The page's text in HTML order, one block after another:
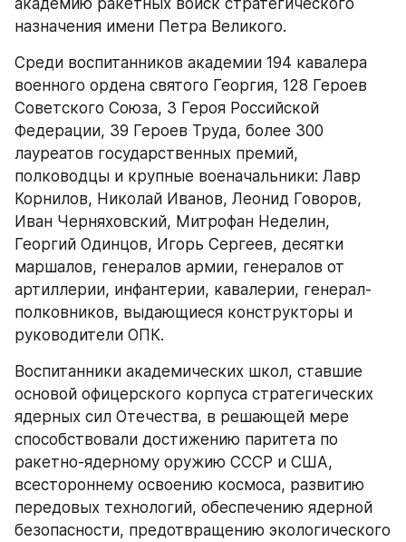
назначения имени Петра Великого.
Среди воспитанников академии 194 кавалера
военного ордена святого Георгия, 128 Героев
Советского Союза, 3 Героя Российской
Федерации, 39 Героев Труда, более 300
лауреатов государственных премий,
полководцы и крупные военачальники: Лавр
Корнилов, Николай Иванов, Леонид Говоров,
Иван Черняховский, Митрофан Неделин,
Георгий Одинцов, Игорь Сергеев, десятки
маршалов, генералов армии, генералов от
артиллерии, инфантерии, кавалерии, генерал-
полковников, выдающиеся конструкторы и
руководители ОПК.
Воспитанники академических школ, ставшие
основой офицерского корпуса стратегических
ядерных сил Отечества, в решающей мере
способствовали достижению паритета по
ракетно-ядерному оружию СССР и США,
всестороннему освоению космоса, развитию
передовых технологий, обеспечению ядерной
безопасности, предотвращению экологического